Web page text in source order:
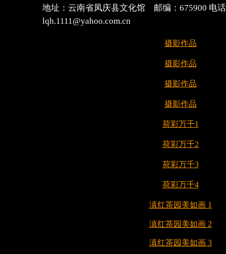
地址：云南省凤庆县文化馆 邮编：675900 电
lqh.1111@yahoo.com.cn
摄影作品
摄影作品
摄影作品
摄影作品
荷彩万千1
荷彩万千2
荷彩万千3
荷彩万千4
滇红茶园美如画 1
滇红茶园美如画 2
滇红茶园美如画 3